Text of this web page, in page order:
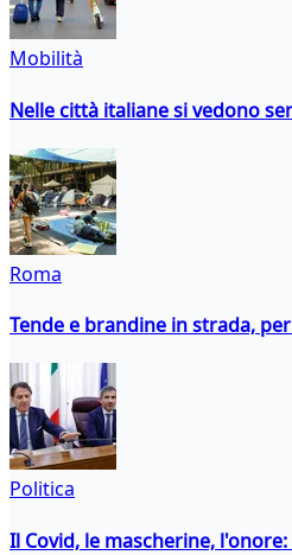
Mobilità
Nelle città italiane si vedono
Roma
Tende e brandine in strada,
Politica
Il Covid, le mascherine,